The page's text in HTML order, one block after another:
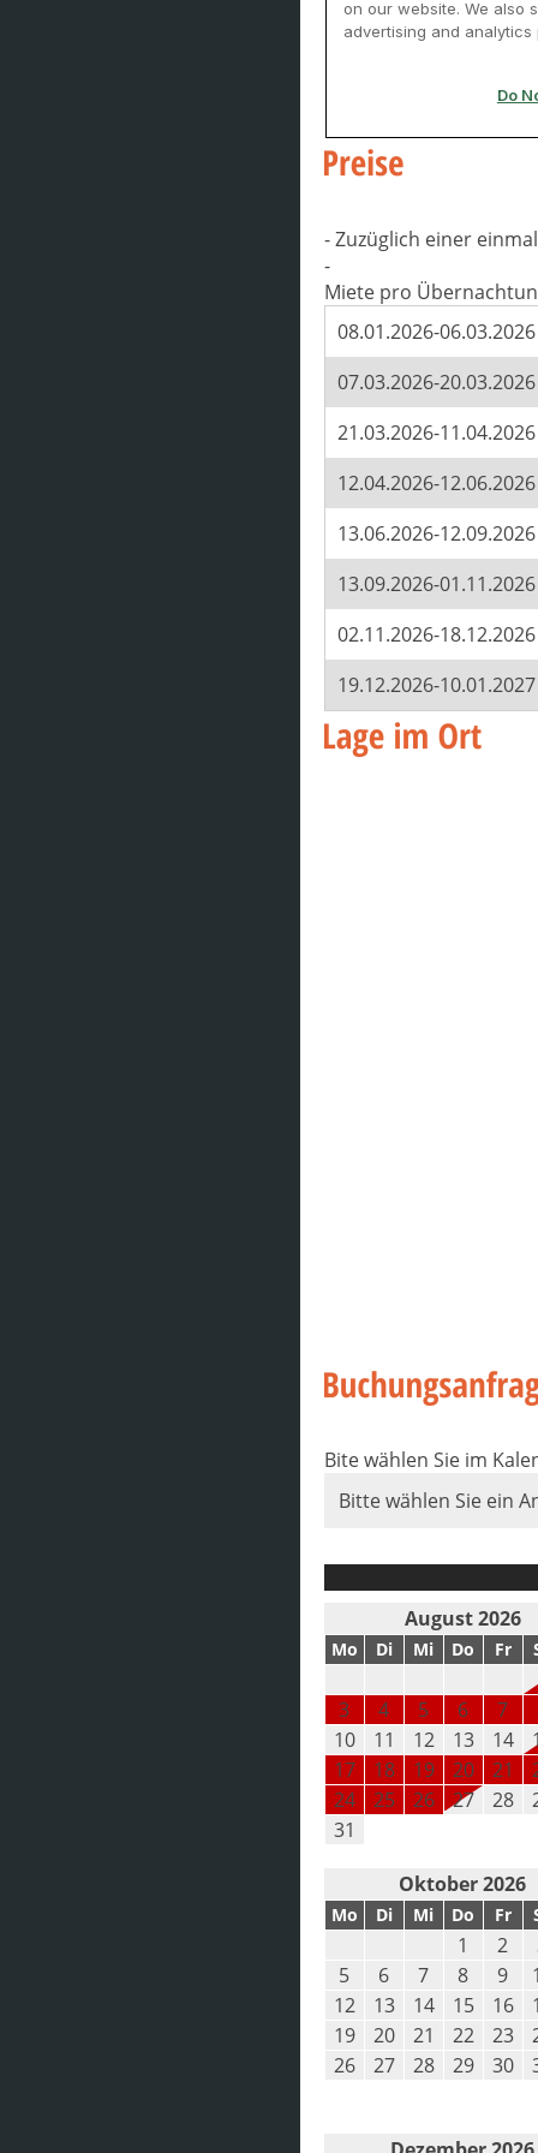
- Zuzüglich einer
-
Miete pro
08.01.2026-06.03.2026
07.03.2026-20.03.2026
21.03.2026-11.04.2026
12.04.2026-12.06.2026
13.06.2026-12.09.2026
13.09.2026-01.11.2026
02.11.2026-18.12.2026
19.12.2026-10.01.2027
Bite wählen Sie im
Bitte wählen Sie ein
August 2026
Mo Di Mi Do Fr
3
4 5 6 7
10
11 12 13 14
17
18 19 20 21
24
25 26 27 28
31
Oktober 2026
Mo Di Mi Do Fr
1 2
5
6 7 8 9
12
13 14 15 16
19
20 21 22 23
26
27 28 29 30